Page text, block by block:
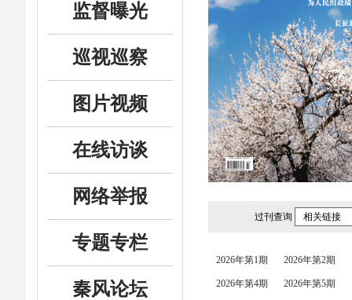
监督曝光
巡视巡察
图片视频
在线访谈
网络举报
专题专栏
秦风论坛
过刊查询 相关链接
2026年第1期 2026年第2期
2026年第4期 2026年第5期